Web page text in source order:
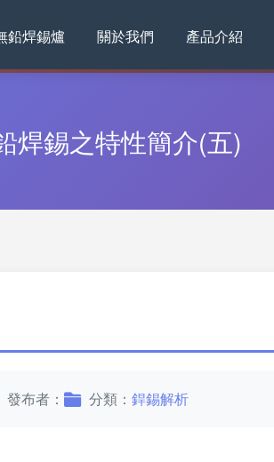
鉛焊錫爐 關於我們 產品介紹
焊錫之特性簡介(五)
發布者： 分類： 銲錫解析